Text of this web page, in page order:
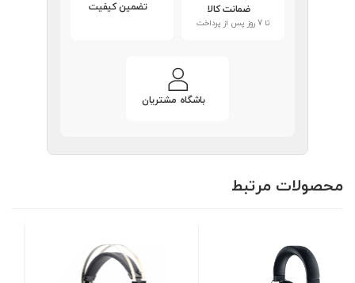
ضمانت کالا
تا 7 روز پس از پرداخت
تضمین کیفیت
باشگاه مشتریان
محصولات مرتبط